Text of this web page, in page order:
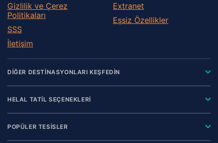
Gizlilik ve Çerez
Politikaları
SSS
İletişim
Extranet
Eşsiz Özellikler
DİĞER DESTİNASYONLARI KEŞFEDİN
HELAL TATİL SEÇENEKLERİ
POPÜLER TESİSLER